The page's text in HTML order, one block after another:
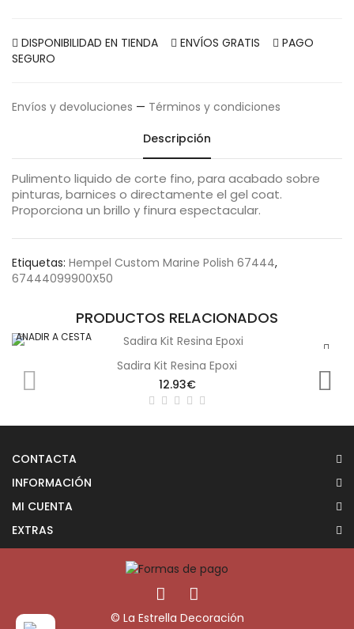
DISPONIBILIDAD EN TIENDA ENVÍOS GRATIS
PAGO
SEGURO
Envíos y devoluciones — Términos y condiciones
Descripción
Pulimento liquido de corte fino, para acabado sobre
pinturas, barnices o directamente el gel coat.
Proporciona un brillo y finura espectacular.
Etiquetas: Hempel Custom Marine Polish 67444,
67444099900X50
PRODUCTOS RELACIONADOS
AÑADIR A CESTA
Sadira Kit Resina Epoxi
12.93€
CONTACTA
INFORMACIÓN
MI CUENTA
EXTRAS
© La Estrella Decoración